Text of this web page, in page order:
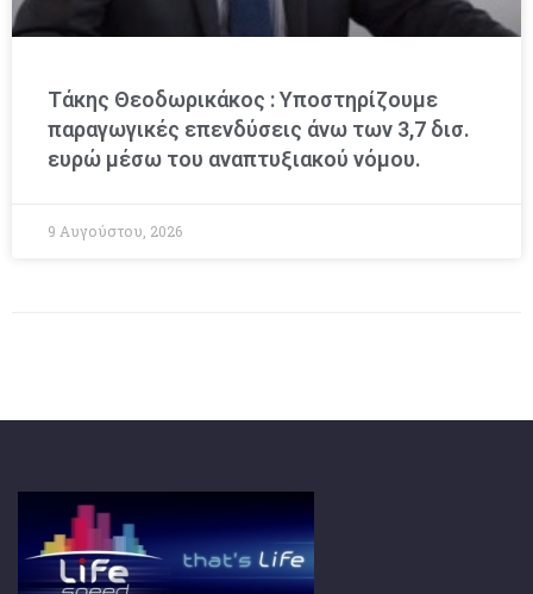
Τάκης Θεοδωρικάκος : Υποστηρίζουμε
παραγωγικές επενδύσεις άνω των 3,7 δισ.
ευρώ μέσω του αναπτυξιακού νόμου.
9 Αυγούστου, 2026